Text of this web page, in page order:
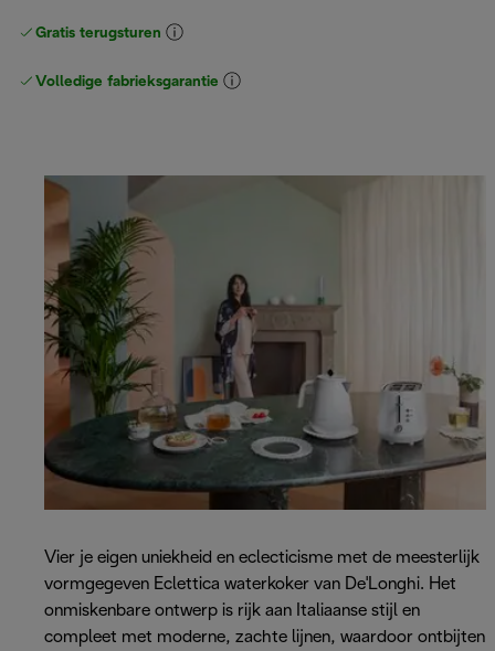
Gratis terugsturen
Volledige fabrieksgarantie
Vier je eigen uniekheid en eclecticisme met de meesterlijk
vormgegeven Eclettica waterkoker van De'Longhi. Het
onmiskenbare ontwerp is rijk aan Italiaanse stijl en
compleet met moderne, zachte lijnen, waardoor ontbijten